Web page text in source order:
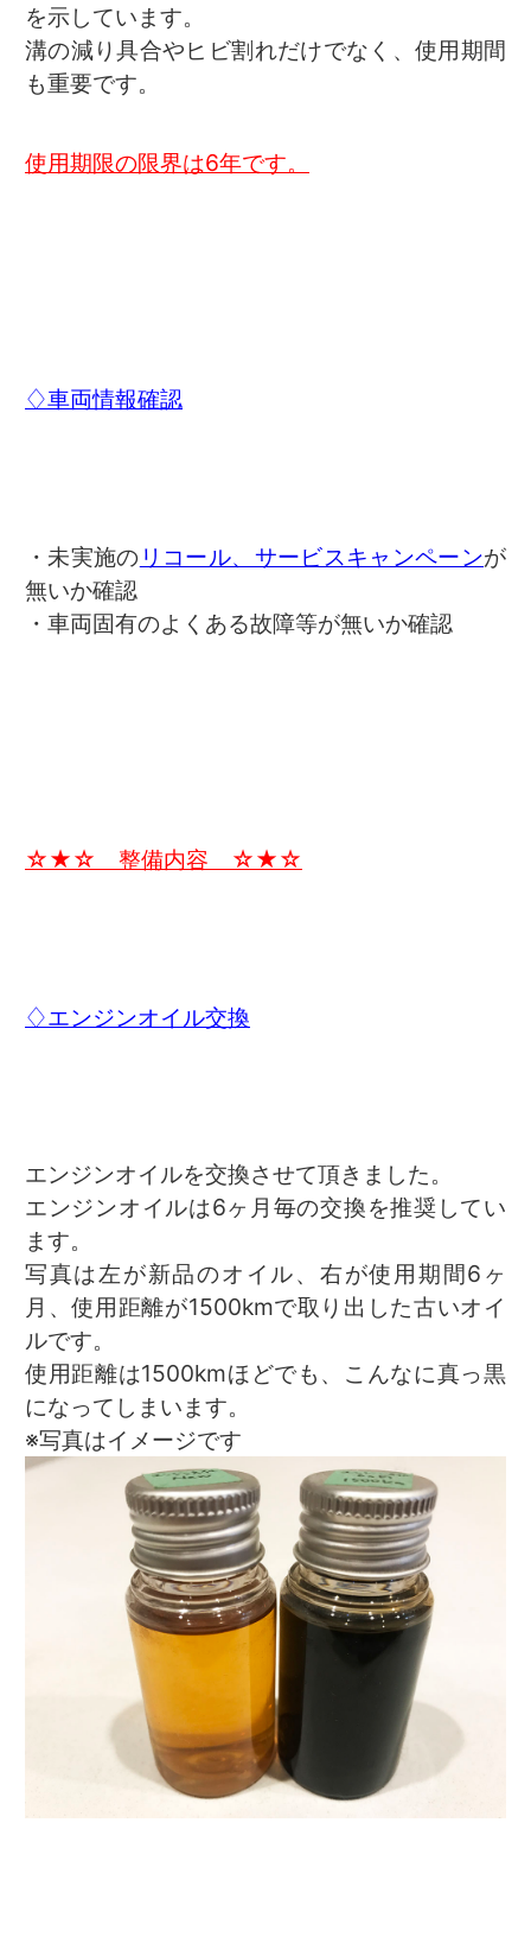
を示しています。
溝の減り具合やヒビ割れだけでなく、使用期間
も重要です。
使用期限の限界は6年です。
♢車両情報確認
・未実施の リコール、サービスキャンペーンが
無いか確認
・車両固有のよくある故障等が無いか確認
☆★☆ 整備内容 ☆★☆
♢エンジンオイル交換
エンジンオイルを交換させて頂きました。
エンジンオイルは6ヶ月毎の交換を推奨してい
ます。
写真は左が新品のオイル、右が使用期間6ヶ
月、使用距離が1500kmで取り出した古いオイ
ルです。
使用距離は1500kmほどでも、こんなに真っ黒
になってしまいます。
※写真はイメージです